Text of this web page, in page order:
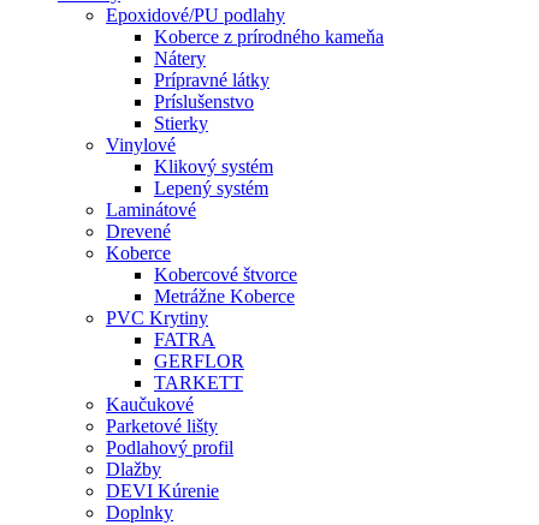
Epoxidové/PU podlahy
Koberce z prírodného kameňa
Nátery
Prípravné látky
Príslušenstvo
Stierky
Vinylové
Klikový systém
Lepený systém
Laminátové
Drevené
Koberce
Kobercové štvorce
Metrážne Koberce
PVC Krytiny
FATRA
GERFLOR
TARKETT
Kaučukové
Parketové lišty
Podlahový profil
Dlažby
DEVI Kúrenie
Doplnky